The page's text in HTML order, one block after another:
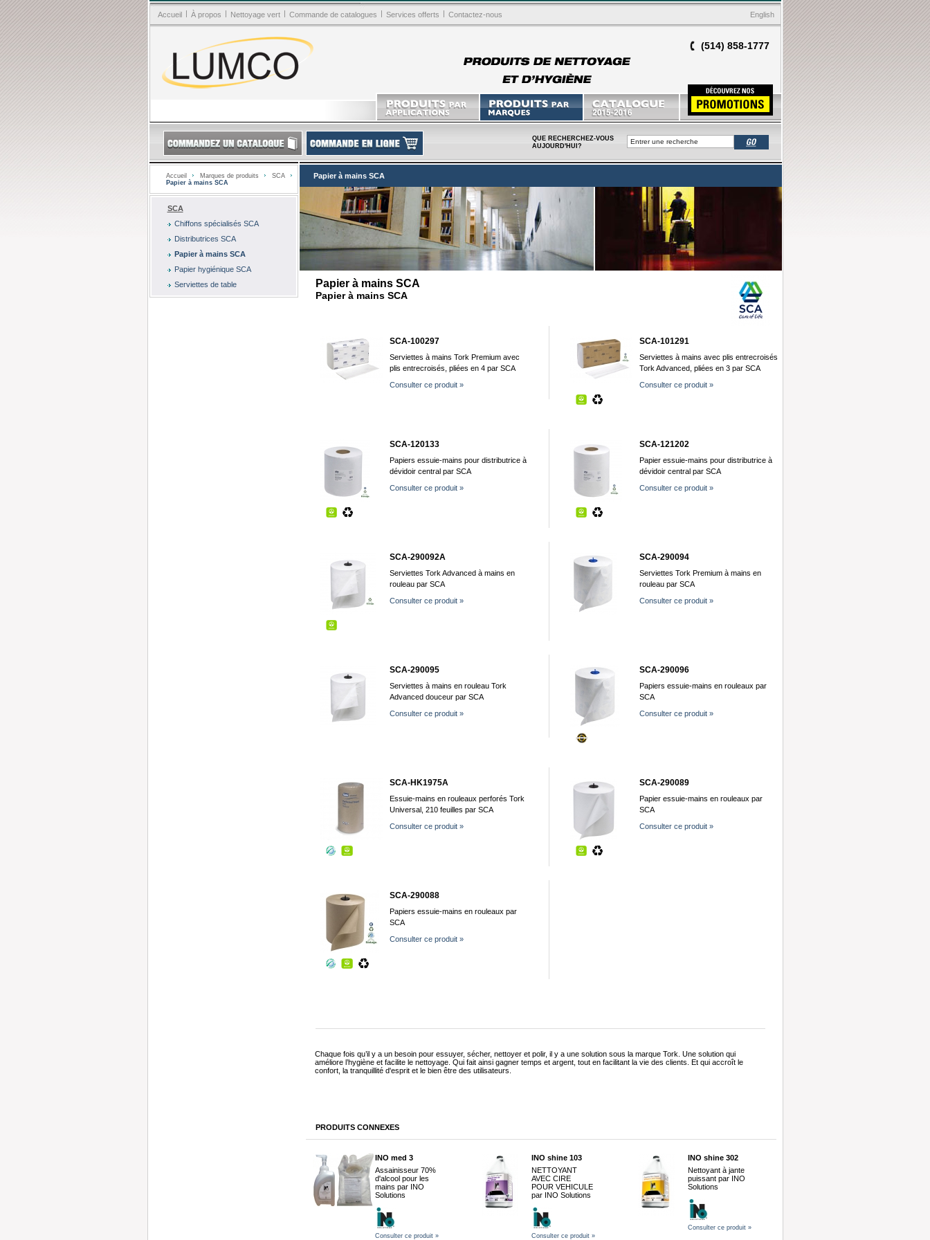
Accueil | À propos | Nettoyage vert | Commande de catalogues | Services offerts | Contactez-nous English
(514) 858-1777
QUE RECHERCHEZ-VOUS
AUJOURD'HUI?
Accueil Marques de produits
SCA
Papier à mains SCA
SCA
Chiffons spécialisés SCA
Distributrices SCA
Papier à mains SCA
Papier hygiénique SCA
Serviettes de table
Papier à mains SCA
Papier à mains SCA
Papier à mains SCA
SCA-100297
Serviettes à mains Tork Premium avec
plis entrecroisés, pliées en 4 par SCA
Consulter ce produit »
SCA-101291
Serviettes à mains avec plis entrecroisés
Tork Advanced, pliées en 3 par SCA
Consulter ce produit »
SCA-120133
Papiers essuie-mains pour distributrice à
dévidoir central par SCA
Consulter ce produit »
SCA-121202
Papier essuie-mains pour distributrice à
dévidoir central par SCA
Consulter ce produit »
SCA-290092A
Serviettes Tork Advanced à mains en
rouleau par SCA
Consulter ce produit »
SCA-290094
Serviettes Tork Premium à mains en
rouleau par SCA
Consulter ce produit »
SCA-290095
Serviettes à mains en rouleau Tork
Advanced douceur par SCA
Consulter ce produit »
SCA-290096
Papiers essuie-mains en rouleaux par
SCA
Consulter ce produit »
SCA-HK1975A
Essuie-mains en rouleaux perforés Tork
Universal, 210 feuilles par SCA
Consulter ce produit »
SCA-290089
Papier essuie-mains en rouleaux par
SCA
Consulter ce produit »
SCA-290088
Papiers essuie-mains en rouleaux par
SCA
Consulter ce produit »
Chaque fois qu’il y a un besoin pour essuyer, sécher, nettoyer et polir, il y a une solution sous la marque Tork. Une solution qui
améliore l’hygiène et facilite le nettoyage. Qui fait ainsi gagner temps et argent, tout en facilitant la vie des clients. Et qui accroît le
confort, la tranquillité d'esprit et le bien être des utilisateurs.
PRODUITS CONNEXES
INO med 3
Assainisseur 70%
d'alcool pour les
mains par INO
Solutions
Consulter ce produit »
INO shine 103
NETTOYANT
AVEC CIRE
POUR VEHICULE
par INO Solutions
Consulter ce produit »
INO shine 302
Nettoyant à jante
puissant par INO
Solutions
Consulter ce produit »